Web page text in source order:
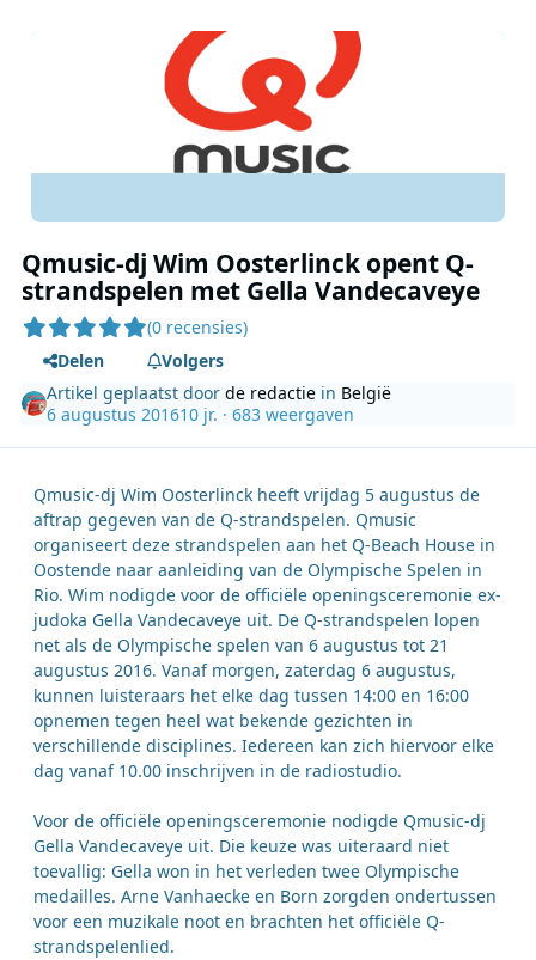
Qmusic-dj Wim Oosterlinck opent Q-
strandspelen met Gella Vandecaveye
(0 recensies)
Delen
Volgers
Artikel geplaatst doorde redactie in België
6 augustus 201610 jr. · 683 weergaven
Qmusic-dj Wim Oosterlinck heeft vrijdag 5 augustus de
aftrap gegeven van de Q-strandspelen. Qmusic
organiseert deze strandspelen aan het Q-Beach House in
Oostende naar aanleiding van de Olympische Spelen in
Rio. Wim nodigde voor de officiële openingsceremonie ex-
judoka Gella Vandecaveye uit. De Q-strandspelen lopen
net als de Olympische spelen van 6 augustus tot 21
augustus 2016. Vanaf morgen, zaterdag 6 augustus,
kunnen luisteraars het elke dag tussen 14:00 en 16:00
opnemen tegen heel wat bekende gezichten in
verschillende disciplines. Iedereen kan zich hiervoor elke
dag vanaf 10.00 inschrijven in de radiostudio.
Voor de officiële openingsceremonie nodigde Qmusic-dj
Gella Vandecaveye uit. Die keuze was uiteraard niet
toevallig: Gella won in het verleden twee Olympische
medailles. Arne Vanhaecke en Born zorgden ondertussen
voor een muzikale noot en brachten het officiële Q-
strandspelenlied.